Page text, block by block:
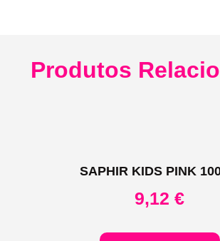
Produtos
SAPHIR KIDS PINK
9,12 €